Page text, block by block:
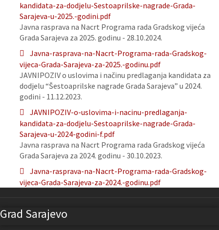
kandidata-za-dodjelu-Sestoaprilske-nagrade-Grada-
Sarajeva-u-2025.-godini.pdf
Javna rasprava na Nacrt Programa rada Gradskog vijeća
Grada Sarajeva za 2025. godinu - 28.10.2024.
Javna-rasprava-na-Nacrt-Programa-rada-Gradskog-
vijeca-Grada-Sarajeva-za-2025.-godinu.pdf
JAVNIPOZIV o uslovima i načinu predlaganja kandidata za
dodjelu “Šestoaprilske nagrade Grada Sarajeva” u 2024.
godini - 11.12.2023.
JAVNIPOZIV-o-uslovima-i-nacinu-predlaganja-
kandidata-za-dodjelu-Sestoaprilske-nagrade-Grada-
Sarajeva-u-2024-godini-f.pdf
Javna rasprava na Nacrt Programa rada Gradskog vijeća
Grada Sarajeva za 2024. godinu - 30.10.2023.
Javna-rasprava-na-Nacrt-Programa-rada-Gradskog-
vijeca-Grada-Sarajeva-za-2024.-godinu.pdf
Grad Sarajevo